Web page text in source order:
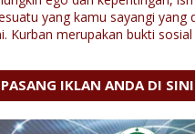
yang kamu sayangi yang
Kurban merupakan bukti
PASANG IKLAN ANDA DI SINI